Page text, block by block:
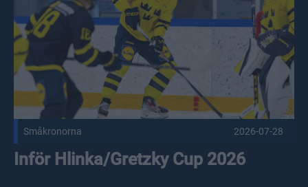
Småkronorna 2026-07-28
Inför Hlinka/Gretzky Cup 2026